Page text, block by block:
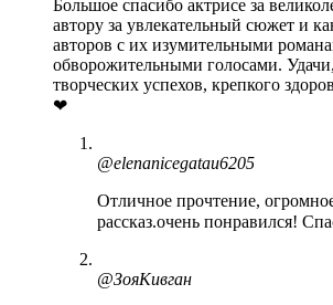
Большое спасибо актрисе за
автору за увлекательный сюжет и
авторов с их изумительными
обворожительными голосами.
творческих успехов, крепкого
❤
@elenanicegatau6205
Отличное прочтение,
рассказ.очень понравился!
@ЗояКивган